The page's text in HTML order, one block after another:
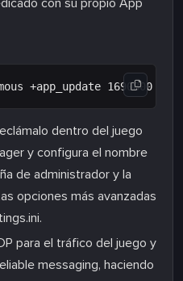
con su propio App
dentro del juego
y configura el nombre
de administrador y la
opciones más avanzadas
para el tráfico del juego y
messaging, haciendo